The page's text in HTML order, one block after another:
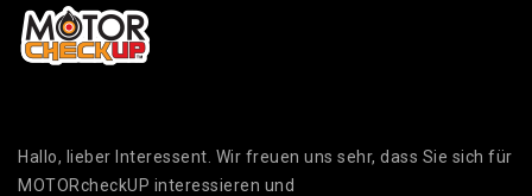
Hallo, lieber Interessent. Wir freuen uns sehr, dass Sie sich für
MOTORcheckUP interessieren und